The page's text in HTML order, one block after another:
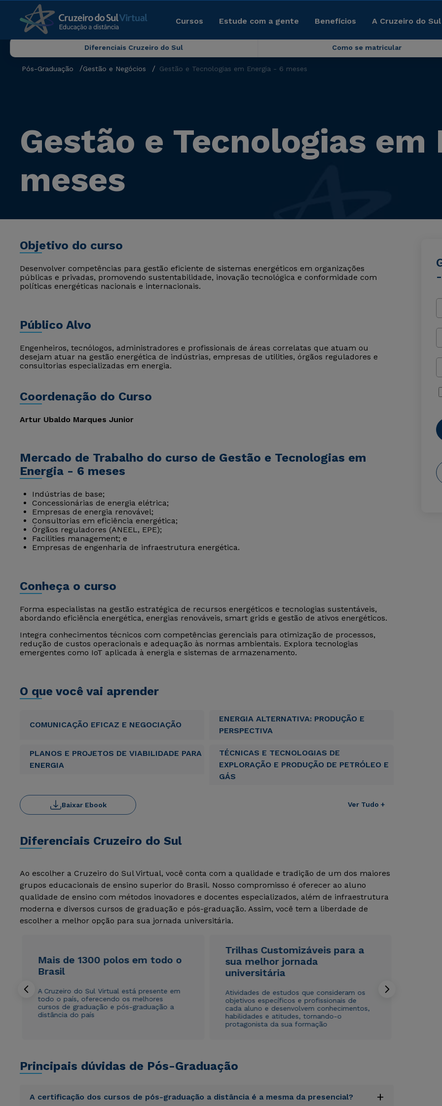
Cursos Estude com a gente Benefícios A Cruzeiro do
Diferenciais Cruzeiro do Sul Como se matricular
Pós-Graduação Gestão e Negócios Gestão e Tecnologias em Energia - 6 meses
Gestão e Tecnologias em
meses
Objetivo do curso
Desenvolver competências para gestão eficiente de sistemas energéticos em organizações
públicas e privadas, promovendo sustentabilidade, inovação tecnológica e conformidade com
políticas energéticas nacionais e internacionais.
Público Alvo
Engenheiros, tecnólogos, administradores e profissionais de áreas correlatas que atuam ou
desejam atuar na gestão energética de indústrias, empresas de utilities, órgãos reguladores e
consultorias especializadas em energia.
Coordenação do Curso
Artur Ubaldo Marques Junior
Mercado de Trabalho do curso de Gestão e Tecnologias em
Energia - 6 meses
Indústrias de base;
Concessionárias de energia elétrica;
Empresas de energia renovável;
Consultorias em eficiência energética;
Órgãos reguladores (ANEEL, EPE);
Facilities management; e
Empresas de engenharia de infraestrutura energética.
Conheça o curso
Forma especialistas na gestão estratégica de recursos energéticos e tecnologias sustentáveis,
abordando eficiência energética, energias renováveis, smart grids e gestão de ativos energéticos.
Integra conhecimentos técnicos com competências gerenciais para otimização de processos,
redução de custos operacionais e adequação às normas ambientais. Explora tecnologias
emergentes como IoT aplicada à energia e sistemas de armazenamento.
O que você vai aprender
COMUNICAÇÃO EFICAZ E NEGOCIAÇÃO
ENERGIA ALTERNATIVA: PRODUÇÃO E
PERSPECTIVA
PLANOS E PROJETOS DE VIABILIDADE PARA
ENERGIA
TÉCNICAS E TECNOLOGIAS DE
EXPLORAÇÃO E PRODUÇÃO DE PETRÓLEO E
GÁS
Ver Tudo +
Baixar Ebook
Diferenciais Cruzeiro do Sul
Ao escolher a Cruzeiro do Sul Virtual, você conta com a qualidade e tradição de um dos maiores
grupos educacionais de ensino superior do Brasil. Nosso compromisso é oferecer ao aluno
qualidade de ensino com métodos inovadores e docentes especializados, além de infraestrutura
moderna e diversos cursos de graduação e pós-graduação. Assim, você tem a liberdade de
escolher a melhor opção para sua jornada universitária.
Mais de 1300 polos em todo o
Brasil
A Cruzeiro do Sul Virtual está presente em
todo o país, oferecendo os melhores
cursos de graduação e pós-graduação a
distância do país
Trilhas Customizáveis para a
sua melhor jornada
universitária
Atividades de estudos que consideram os
objetivos específicos e profissionais de
cada aluno e desenvolvem conhecimentos,
habilidades e atitudes, tornando-o
protagonista da sua formação
Principais dúvidas de Pós-Graduação
A certificação dos cursos de pós-graduação a distância é a mesma da presencial? +
Rápido e fácil
WhatsApp
Estou de acordo com aPolítica de Privacidade.
autorizo que meus dados sejam utilizados para o
envio de conteúdos da Cruzeiro do Sul.
Rápido e fácil
WhatsApp
Estou de acordo com aPolítica de Privacidade.
autorizo que meus dados sejam utilizados para o
envio de conteúdos da Cruzeiro do Sul.